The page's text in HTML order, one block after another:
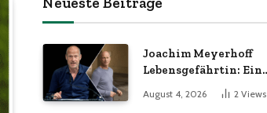
Joachim Meyerhoff
Lebensgefährtin: Ein
persönlicher Blick
hinter die Kulissen
August 4, 2026 2 Views